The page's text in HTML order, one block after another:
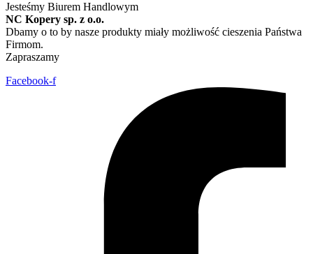
Jesteśmy Biurem Handlowym
NC Kopery sp. z o.o.
Dbamy o to by nasze produkty miały możliwość cieszenia Państwa
Firmom.
Zapraszamy
Facebook-f